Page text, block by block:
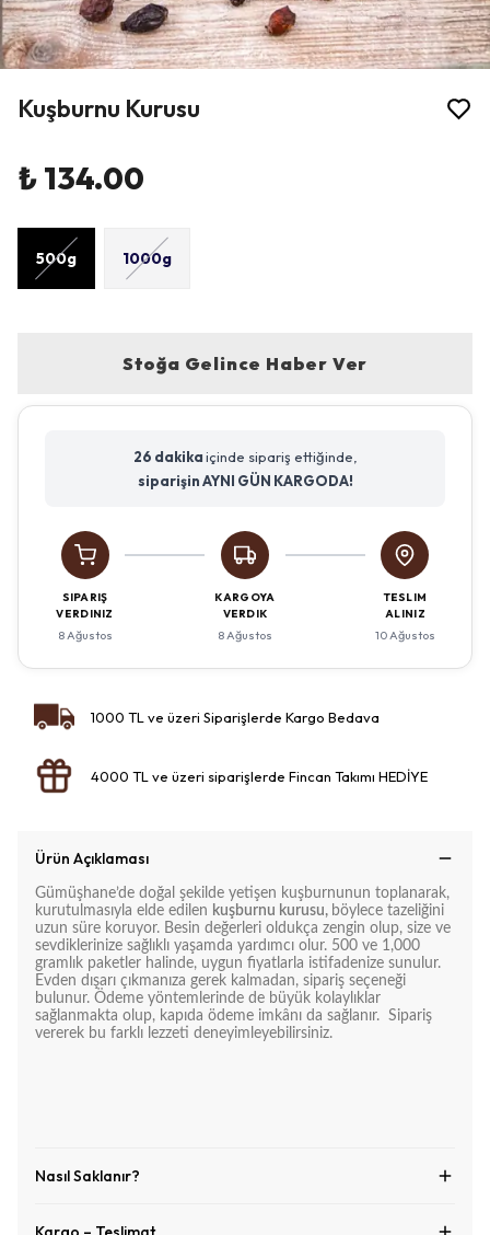
Kuşburnu Kurusu
₺ 134.00
500g 1000g
Stoğa Gelince Haber Ver
26 dakikaiçinde sipariş ettiğinde,
siparişin AYNI GÜN KARGODA!
SIPARIŞ
VERDINIZ
8 Ağustos
KARGOYA
VERDIK
8 Ağustos
TESLIM
ALINIZ
10 Ağustos
1000 TL ve üzeri Siparişlerde Kargo Bedava
4000 TL ve üzeri siparişlerde Fincan Takımı HEDİYE
Ürün Açıklaması
Gümüşhane’de doğal şekilde yetişen kuşburnunun toplanarak,
kurutulmasıyla elde edilen kuşburnu kurusu, böylece tazeliğini
uzun süre koruyor. Besin değerleri oldukça zengin olup, size ve
sevdiklerinize sağlıklı yaşamda yardımcı olur. 500 ve 1,000
gramlık paketler halinde, uygun fiyatlarla istifadenize sunulur.
Evden dışarı çıkmanıza gerek kalmadan, sipariş seçeneği
bulunur. Ödeme yöntemlerinde de büyük kolaylıklar
sağlanmakta olup, kapıda ödeme imkânı da sağlanır. Sipariş
vererek bu farklı lezzeti deneyimleyebilirsiniz.
Nasıl Saklanır?